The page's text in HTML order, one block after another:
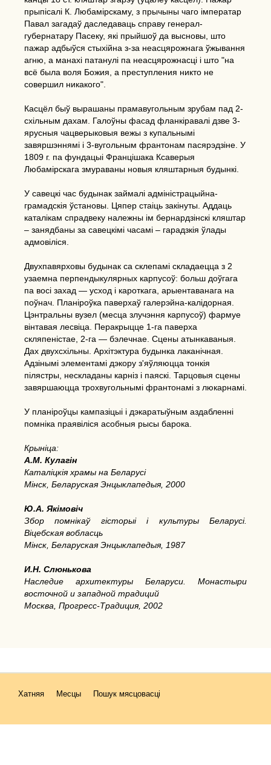
прыпісалі К. Любамірскаму, з прычыны чаго імператар
Павал загадаў даследаваць справу генерал-
губернатару Пасеку, які прыйшоў да высновы, што
пажар адбыўся стыхійна з-за неасцярожнага ўжывання
агню, а манахі патанулі па неасцярожнасці і што "на
всё была воля Божия, а преступления никто не
совершил никакого".
Касцёл быў вырашаны прамавугольным зрубам пад 2-
схільным дахам. Галоўны фасад фланкіравалі дзве 3-
ярусныя чацверыковыя вежы з купальнымі
завяршэннямі і 3-вугольным франтонам пасярэдзіне. У
1809 г. па фундацыі Францішака Ксаверыя
Любамірскага змураваны новыя кляштарныя будынкі.
У савецкі час будынак займалі адміністрацыйна-
грамадскія ўстановы. Цяпер стаіць закінуты. Аддаць
каталікам спрадвеку належны ім бернардзінскі кляштар
– занядбаны за савецкімі часамі – гарадзкія ўлады
адмовіліся.
Двухпавярховы будынак са склепамі складаецца з 2
узаемна перпендыкулярных карпусоў: больш доўгага
па восі захад — усход і кароткага, арыентаванага на
поўнач. Планіроўка паверхаў галерэйна-калідорная.
Цэнтральны вузел (месца злучэння карпусоў) фармуе
вінтавая лесвіца. Перакрыцце 1-га паверха
скляпеністае, 2-га — бэлечнае. Сцены атынкаваныя.
Дах двухсхільны. Архітэктура будынка лаканічная.
Адзінымі элементамі дэкору з'яўляюцца тонкія
пілястры, нескладаны карніз і паяскі. Тарцовыя сцены
завяршаюцца трохвугольнымі франтонамі з люкарнамі.
У планіроўцы кампазіцыі і дэкаратыўным аздабленні
помніка праявіліся асобныя рысы барока.
Крыніца:
А.М. Кулагін
Каталіцкія храмы на Беларусі
Мінск, Беларуская Энцыклапедыя, 2000
Ю.А. Якімовіч
Збор помнікаў гісторыі і культуры Беларусі.
Віцебская вобласць
Мінск, Беларуская Энцыклапедыя, 1987
И.Н. Слюнькова
Наследие архитектуры Беларуси. Монастыри
восточной и западной традиций
Москва, Прогресс-Традиция, 2002
Хатняя Месцы Пошук мясцовасці